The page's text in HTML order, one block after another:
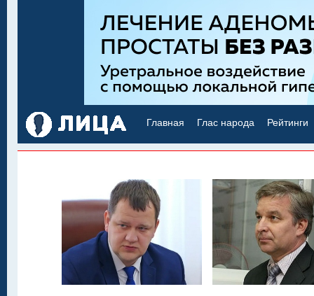
Главная Глас народа Рейтинги